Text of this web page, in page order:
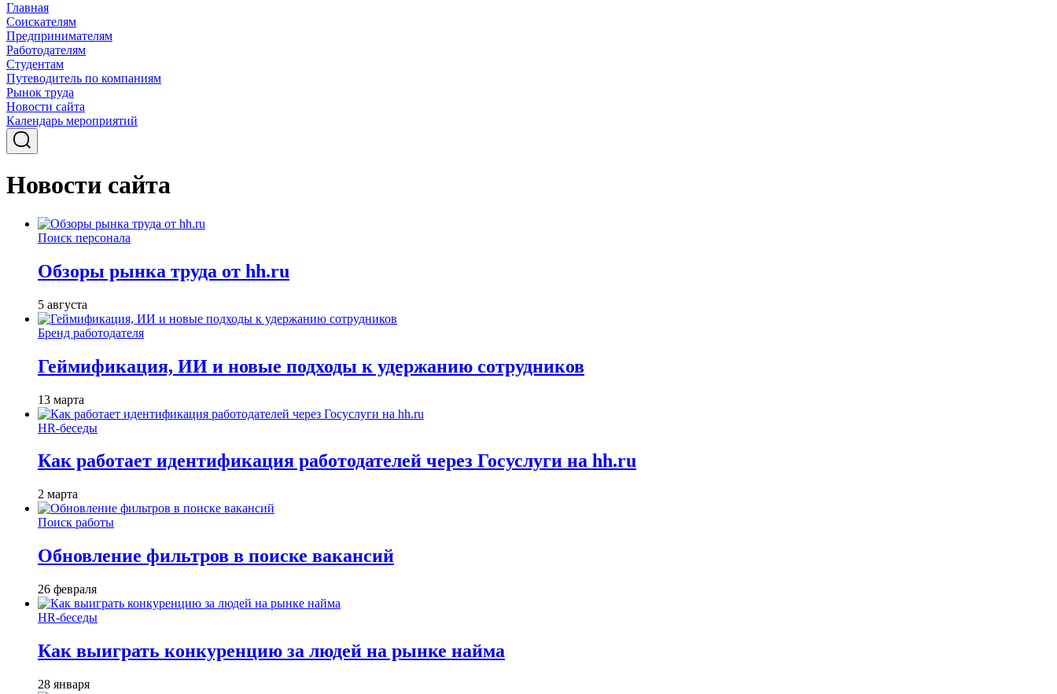
Главная
Соискателям
Предпринимателям
Работодателям
Студентам
Путеводитель по компаниям
Рынок труда
Новости сайта
Календарь мероприятий
Новости сайта
Поиск персонала
Обзоры рынка труда от hh.ru
5 августа
Бренд работодателя
Геймификация, ИИ и новые подходы к удержанию сотрудников
13 марта
HR-беседы
Как работает идентификация работодателей через Госуслуги на hh.ru
2 марта
Поиск работы
Обновление фильтров в поиске вакансий
26 февраля
HR-беседы
Как выиграть конкуренцию за людей на рынке найма
28 января